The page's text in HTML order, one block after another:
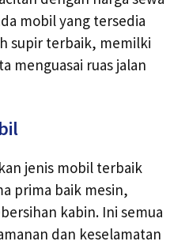
mobil yang tersedia
supir terbaik, memilki
menguasai ruas jalan
jenis mobil terbaik
prima baik mesin,
kabin. Ini semua
dan keselamatan